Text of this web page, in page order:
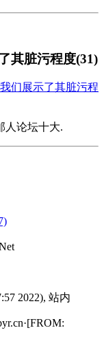
其脏污程度(31)
们展示了其脏污程
人论坛十大.
2022), 站内